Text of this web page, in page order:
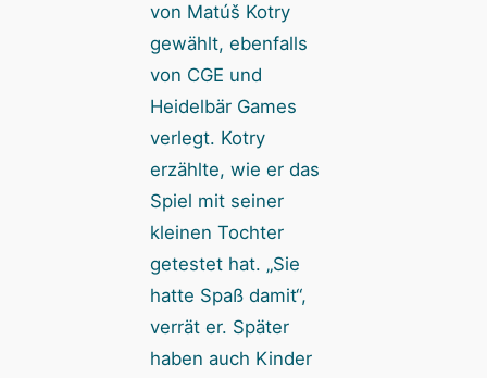
von Matúš Kotry
gewählt, ebenfalls
von CGE und
Heidelbär Games
verlegt. Kotry
erzählte, wie er das
Spiel mit seiner
kleinen Tochter
getestet hat. „Sie
hatte Spaß damit“,
verrät er. Später
haben auch Kinder